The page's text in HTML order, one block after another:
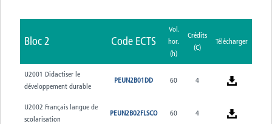
Bloc 2 Code ECTS
Vol.
hor.
(h)
Crédits
(C)
Télécharger
U2001 Didactiser le
développement durable
PEUN2B01DD 60 4
U2002 Français langue de
scolarisation
PEUN2B02FLSCO 60 4